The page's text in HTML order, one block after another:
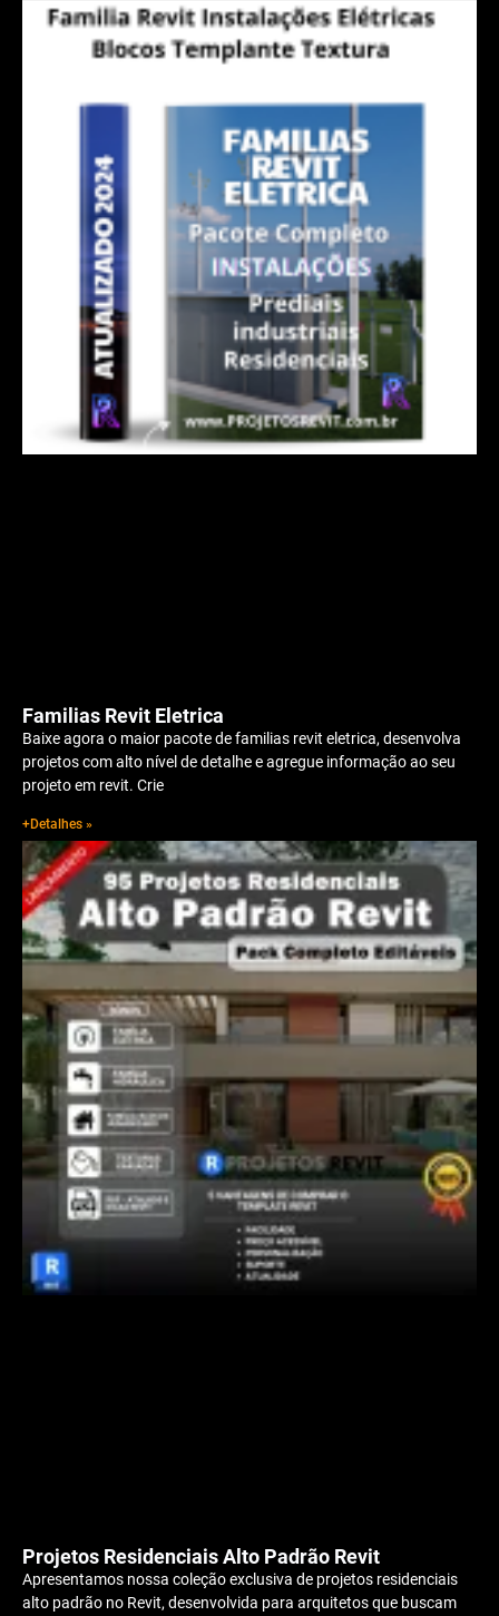
Familias Revit Eletrica
Baixe agora o maior pacote de familias revit eletrica, desenvolva
projetos com alto nível de detalhe e agregue informação ao seu
projeto em revit. Crie
+Detalhes »
Projetos Residenciais Alto Padrão Revit
Apresentamos nossa coleção exclusiva de projetos residenciais
alto padrão no Revit, desenvolvida para arquitetos que buscam